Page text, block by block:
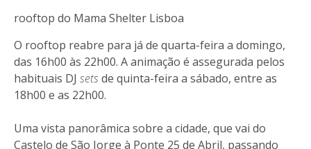
rooftop do Mama Shelter Lisboa
O rooftop reabre para já de quarta-feira a domingo,
das 16h00 às 22h00. A animação é assegurada pelos
habituais DJ setsde quinta-feira a sábado, entre as
18h00 e as 22h00.
Uma vista panorâmica sobre a cidade, que vai do
Castelo de São Jorge à Ponte 25 de Abril, passando